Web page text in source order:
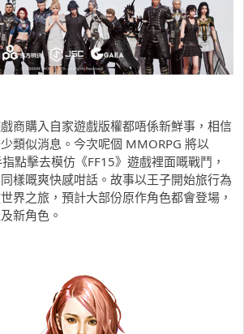
商購入自家遊戲版權都唔係新鮮事，相信
類似消息。今次呢個 MMORPG 將以
點擊去模仿《FF15》遊戲裡面嘅戰鬥，
樣嘅爽快感咁話。故事以王子開始旅行為
界之旅，預計大部份原作角色都會登場，
新角色。